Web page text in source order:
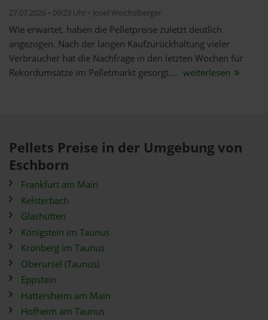
27.07.2026 • 09:23 Uhr • Josef Weichslberger
Wie erwartet, haben die Pelletpreise zuletzt deutlich
angezogen. Nach der langen Kaufzurückhaltung vieler
Verbraucher hat die Nachfrage in den letzten Wochen für
Rekordumsätze im Pelletmarkt gesorgt.... weiterlesen
Pellets Preise in der Umgebung von
Eschborn
Frankfurt am Main
Kelsterbach
Glashütten
Königstein im Taunus
Kronberg im Taunus
Oberursel (Taunus)
Eppstein
Hattersheim am Main
Hofheim am Taunus